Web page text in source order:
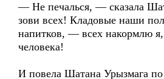
— Не печалься, — сказала
зови всех! Кладовые наши
напитков, — всех накормлю я,
человека!
И повела Шатана Урызмага